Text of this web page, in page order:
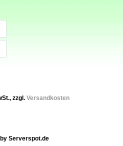
zzgl. Versandkosten
Serverspot.de